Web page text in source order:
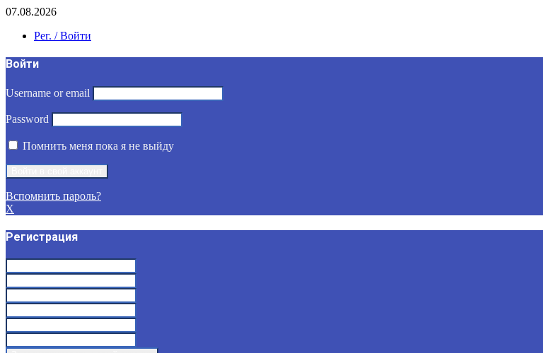
07.08.2026
Рег. / Войти
Войти
Username or email
Password
Помнить меня пока я не выйду
Вспомнить пароль?
X
Регистрация